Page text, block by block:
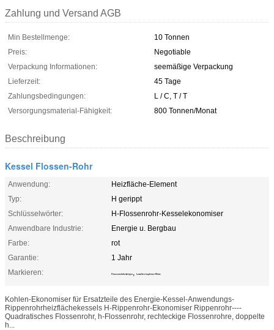
Zahlung und Versand AGB
Min Bestellmenge:
10 Tonnen
Preis:
Negotiable
Verpackung Informationen:
seemäßige Verpackung
Lieferzeit:
45 Tage
Zahlungsbedingungen:
L / C, T / T
Versorgungsmaterial-Fähigkeit:
800 Tonnen/Monat
Beschreibung
Kessel Flossen-Rohr
Anwendung:
Heizfläche-Element
Typ:
H gerippt
Schlüsselwörter:
H-Flossenrohr-Kesselekonomiser
Anwendbare Industrie:
Energie u. Bergbau
Farbe:
rot
Garantie:
1 Jahr
Markieren:
Flossenrohrheizkörper , Lamellen kupferner Röhre
Kohlen-Ekonomiser für Ersatzteile des Energie-Kessel-Anwendungs-
Rippenrohrheizflächekessels H-Rippenrohr-Ekonomiser Rippenrohr----
Quadratisches Flossenrohr, h-Flossenrohr, rechteckige Flossenrohre, doppelte
h...